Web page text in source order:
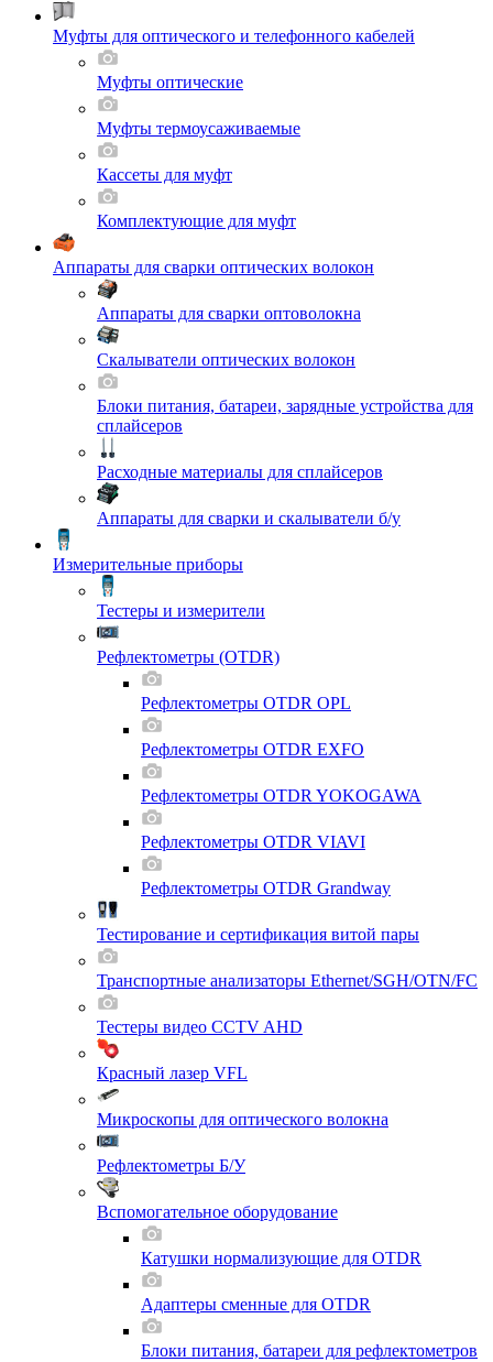
Муфты для оптического и телефонного кабелей
Муфты оптические
Муфты термоусаживаемые
Кассеты для муфт
Комплектующие для муфт
Аппараты для сварки оптических волокон
Аппараты для сварки оптоволокна
Скалыватели оптических волокон
Блоки питания, батареи, зарядные устройства для
сплайсеров
Расходные материалы для сплайсеров
Аппараты для сварки и скалыватели б/у
Измерительные приборы
Тестеры и измерители
Рефлектометры (OTDR)
Рефлектометры OTDR OPL
Рефлектометры OTDR EXFO
Рефлектометры OTDR YOKOGAWA
Рефлектометры OTDR VIAVI
Рефлектометры OTDR Grandway
Тестирование и сертификация витой пары
Транспортные анализаторы Ethernet/SGH/OTN/FC
Тестеры видео CCTV AHD
Красный лазер VFL
Микроскопы для оптического волокна
Рефлектометры Б/У
Вспомогательное оборудование
Катушки нормализующие для OTDR
Адаптеры сменные для OTDR
Блоки питания, батареи для рефлектометров